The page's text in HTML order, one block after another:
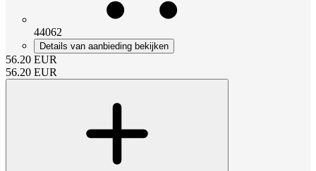
44062
Details van aanbieding bekijken
56.20 EUR
56.20 EUR